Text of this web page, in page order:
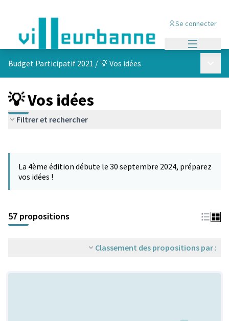
Se connecter
Budget Participatif 2021 /💡 Vos idées
💡 Vos idées
Filtrer et rechercher
La 4ème édition débute le 30 septembre 2024, préparez
vos idées !
57 propositions
Classement des propositions par :